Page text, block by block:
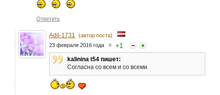
Ответить
Adil-1731
(автор поста)
23 февраля 2016 года # +1
kalinina t54 пишет:
Согласна со всем и со всеми